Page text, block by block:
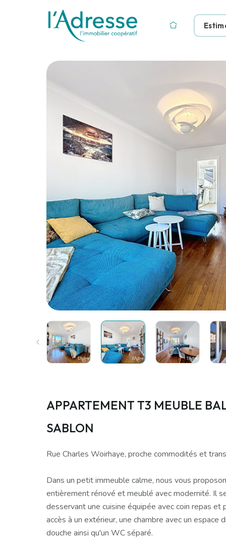
APPARTEMENT T3 MEUBLE
SABLON
Rue Charles Woirhaye, proche commodités et
Dans un petit immeuble calme, nous vous
entièrement rénové et meublé avec modernité. Il
desservant une cuisine équipée avec coin repas et
accès à un extérieur, une chambre avec un espace
douche ainsi qu'un WC séparé.